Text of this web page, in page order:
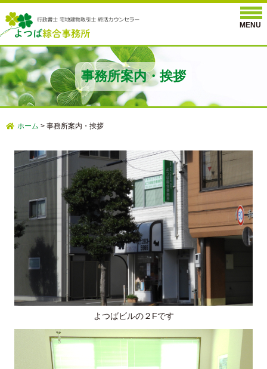
事務所案内・挨拶
ホーム > 事務所案内・挨拶
よつばビルの２Fです